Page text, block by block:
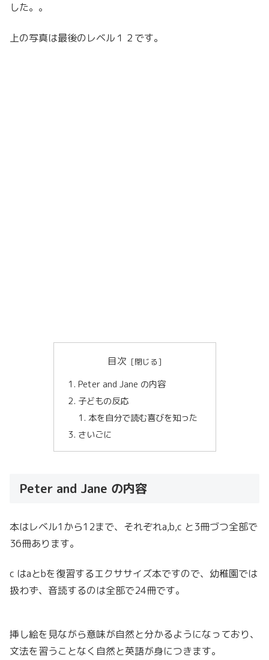
した。。
上の写真は最後のレベル１２です。
目次
Peter and Jane の内容
子どもの反応
本を自分で読む喜びを知った
さいごに
Peter and Jane の内容
本はレベル1から12まで、それぞれa,b,c と3冊づつ全部で
36冊あります。
c はaとbを復習するエクササイズ本ですので、幼稚園では
扱わず、音読するのは全部で24冊です。
挿し絵を見ながら意味が自然と分かるようになっており、
文法を習うことなく自然と英語が身につきます。